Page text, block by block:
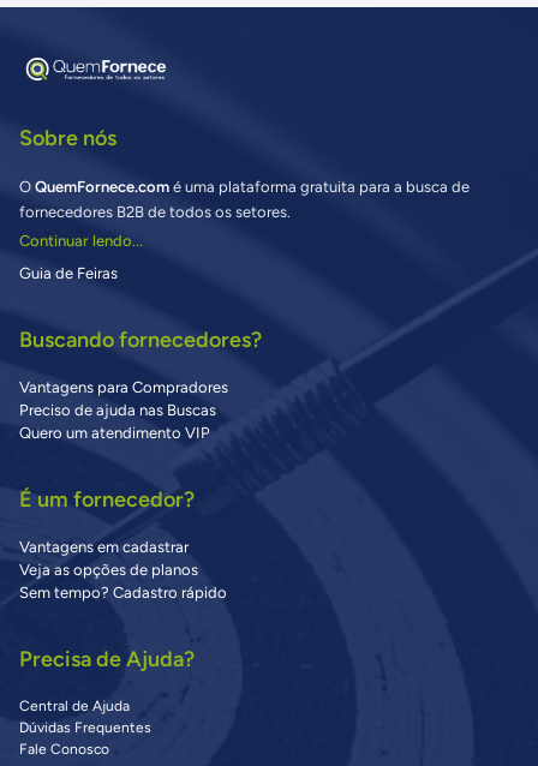
Sobre nós
O QuemFornece.com é uma plataforma gratuita para a busca de
fornecedores B2B de todos os setores.
Continuar lendo...
Guia de Feiras
Buscando fornecedores?
Vantagens para Compradores
Preciso de ajuda nas Buscas
Quero um atendimento VIP
É um fornecedor?
Vantagens em cadastrar
Veja as opções de planos
Sem tempo? Cadastro rápido
Precisa de Ajuda?
Central de Ajuda
Dúvidas Frequentes
Fale Conosco